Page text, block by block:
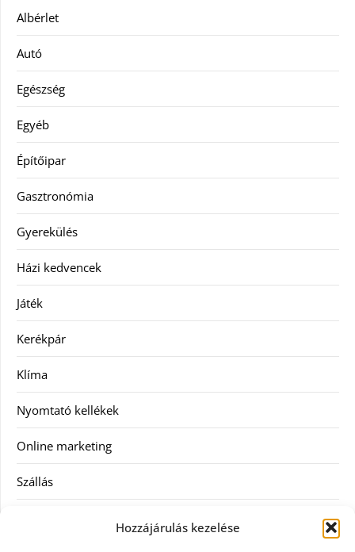
Hozzájárulás kezelése
Albérlet
Autó
Egészség
Egyéb
Építőipar
Gasztronómia
Gyerekülés
Házi kedvencek
Játék
Kerékpár
Klíma
Nyomtató kellékek
Online marketing
Szállás